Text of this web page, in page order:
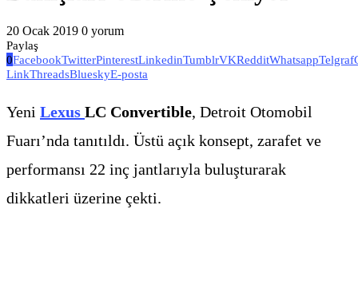
20 Ocak 2019 0 yorum
Paylaş
0FacebookTwitterPinterestLinkedinTumblrVKRedditWhatsappTelgraf
LinkThreadsBlueskyE-posta
Yeni Lexus LC Convertible, Detroit Otomobil
Fuarı’nda tanıtıldı. Üstü açık konsept, zarafet ve
performansı 22 inç jantlarıyla buluşturarak
dikkatleri üzerine çekti.